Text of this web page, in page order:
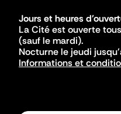
Jours et heures
La Cité est ouverte
(sauf le mardi).
Nocturne le jeudi
Informations et